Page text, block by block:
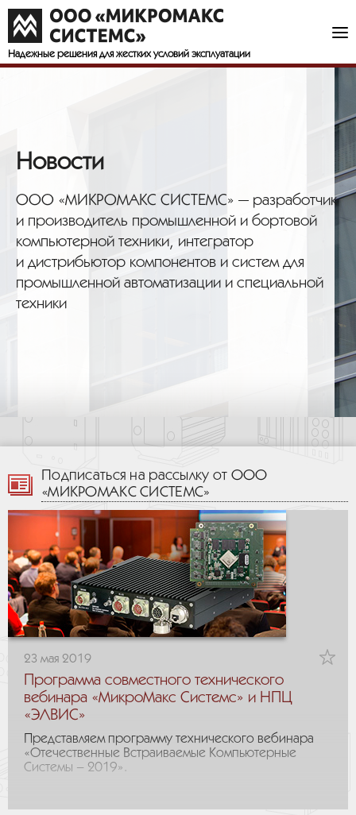
Надежные решения для жестких условий эксплуатации
Новости
ООО «МИКРОМАКС СИСТЕМС» — разработчик
и производитель промышленной и бортовой
компьютерной техники, интегратор
и дистрибьютор компонентов и систем для
промышленной автоматизации и специальной
техники
Подписаться на рассылку от ООО
«МИКРОМАКС СИСТЕМС»
23 мая 2019
Программа совместного технического
вебинара «МикроМакс Системс» и НПЦ
«ЭЛВИС»
Представляем программу технического вебинара
«Отечественные Встраиваемые Компьютерные
Системы – 2019».